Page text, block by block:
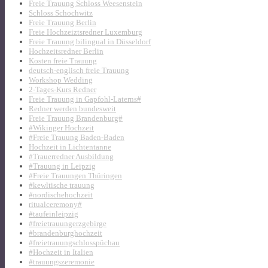
Freie Trauung Schloss Weesenstein
Schloss Schochwitz
Freie Trauung Berlin
Freie Hochzeiztsredner Luxemburg
Freie Trauung bilingual in Düsseldorf
Hochzeitsredner Berlin
Kosten freie Trauung
deutsch-englisch freie Trauung
Workshop Wedding
2-Tages-Kurs Redner
Freie Trauung in Gapfohl-Laterns#
Redner werden bundesweit
Freie Trauung Brandenburg#
#Wikinger Hochzeit
#Freie Trauung Baden-Baden
Hochzeit in Lichtentanne
#Trauerredner Ausbildung
#Trauung in Leipzig
#Freie Trauungen Thüringen
#kewltische trauung
#nordischehochzeit
ritualceremony#
#taufeinleipzig
#freietrauungerzgebirge
#brandenburghochzeit
#freietrauungschlosspüchau
#Hochzeit in Italien
#trauungszeremonie